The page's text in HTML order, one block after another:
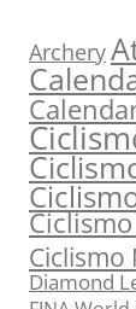
Archery
Ciclismo
Diamond